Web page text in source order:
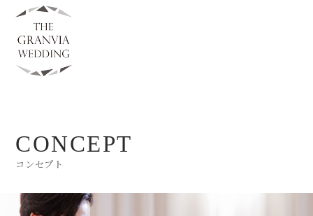
CONCEPT
コンセプト